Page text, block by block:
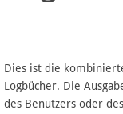
Artikel nach
FAQ
Dies ist die
Logbücher. Die
des Benutzers oder